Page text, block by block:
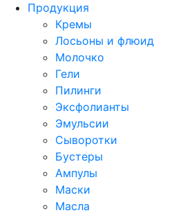
Продукция
Кремы
Лосьоны и флюид
Молочко
Гели
Пилинги
Эксфолианты
Эмульсии
Сыворотки
Бустеры
Ампулы
Маски
Масла